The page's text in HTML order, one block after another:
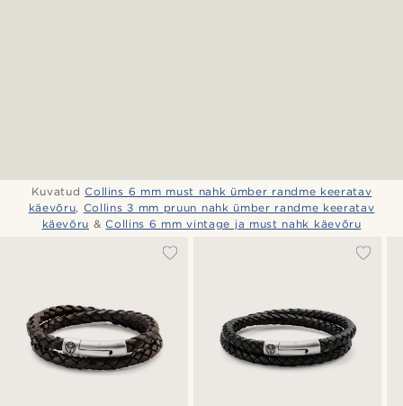
Kuvatud Collins 6 mm must nahk ümber randme keeratav
käevõru, Collins 3 mm pruun nahk ümber randme keeratav
käevõru &Collins 6 mm vintage ja must nahk käevõru